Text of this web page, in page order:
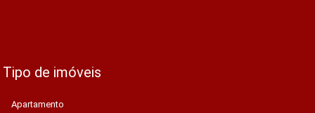
Tipo de imóveis
Apartamento